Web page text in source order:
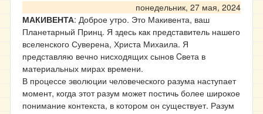
понедельник, 27 мая, 2024
МАКИВЕНТА: Доброе утро. Это Макивента, ваш
Планетарный Принц. Я здесь как представитель нашего
вселенского Суверена, Христа Михаила. Я
представляю вечно нисходящих сынов Cвета в
материальных мирах времени.
В процессе эволюции человеческого разума наступает
момент, когда этот разум может постичь более широкое
понимание контекста, в котором он существует. Разум